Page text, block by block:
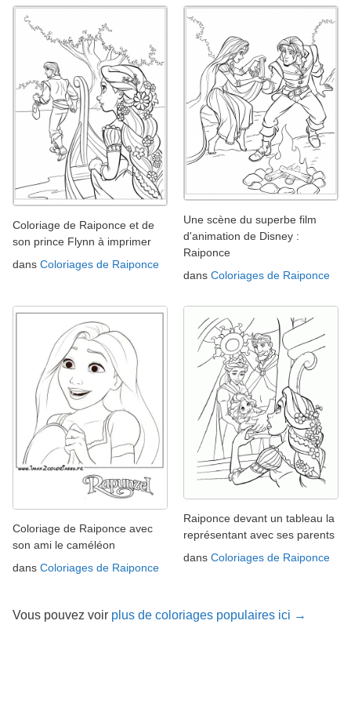
Coloriage de Raiponce et de
son prince Flynn à imprimer
dans Coloriages de Raiponce
Une scène du superbe film
d'animation de Disney :
Raiponce
dans Coloriages de Raiponce
Coloriage de Raiponce avec
son ami le caméléon
dans Coloriages de Raiponce
Raiponce devant un tableau la
représentant avec ses parents
dans Coloriages de Raiponce
Vous pouvez voir plus de coloriages populaires ici →